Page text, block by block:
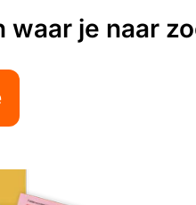
waar je naar